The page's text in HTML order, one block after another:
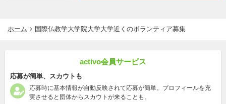
ホーム 国際仏教学大学院大学大学近くのボランティア募集
activo会員サービス
応募が簡単、スカウトも
応募時に基本情報が自動反映されて応募が簡単。プロフィールを充
実させると団体からスカウトが来ることも。